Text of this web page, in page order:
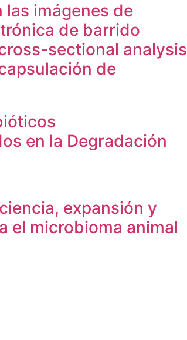
las imágenes de
de barrido
sectional analysis
de
en la Degradación
expansión y
el microbioma animal